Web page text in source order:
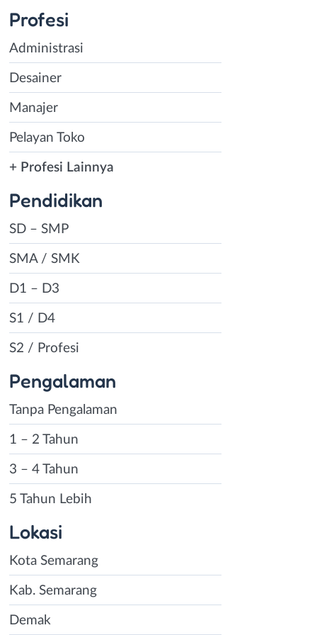
dan akses
Karanganyar
khusus bagi
strategis
Hal ini
setiap
Kawasan
garmen,
dan berbagai
operator
Sektor ini juga
engineering, dan
teh
ahli pertanian,
ahli teknologi
products.
yang
Sewu, dan
Profesi
Administrasi
Desainer
Manajer
Pelayan Toko
+ Profesi Lainnya
Pendidikan
SD – SMP
SMA / SMK
D1 – D3
S1 / D4
S2 / Profesi
Pengalaman
Tanpa Pengalaman
1 – 2 Tahun
3 – 4 Tahun
5 Tahun Lebih
Lokasi
Kota Semarang
Kab. Semarang
Demak